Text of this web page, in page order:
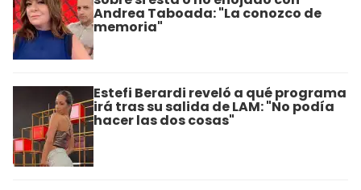
Andrea Taboada: "La conozco de
memoria"
Estefi Berardi reveló a qué programa
irá tras su salida de LAM: "No podía
hacer las dos cosas"